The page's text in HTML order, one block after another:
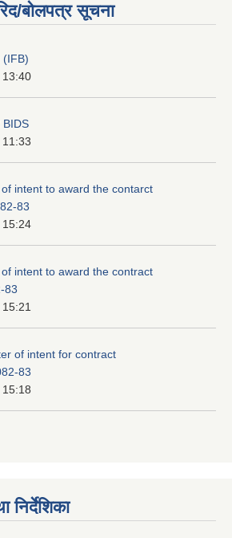
बोलपत्र सूचना
(IFB)
13:40
BIDS
intent to award the contarct
83
15:24
intent to award the contract
83
of intent for contract
83